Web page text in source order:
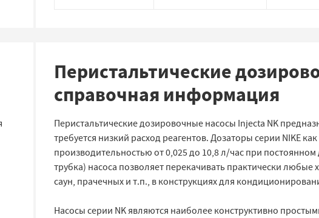
Перистальтические
справочная информация
Перистальтические дозировочные насосы Injecta NK
требуется низкий расход реагентов. Дозаторы серии NIKE
производительностью от 0,025 до 10,8 л/час при
трубка) насоса позволяет перекачивать практически
саун, прачечных и т.п., в конструкциях для
Насосы серии NK являются наиболее конструктивно